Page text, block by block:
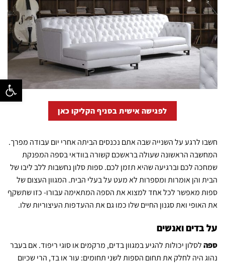
פתח
לפגישה אישית בסניף הקליקו כאן
חשבו לרגע על השנייה שבה אתם נכנסים הביתה אחרי יום עבודה מפרך.
המחשבה הראשונה שעולה בראשכם קשורה בוודאי בספה המפנקת
שמחכה לכם וברגיעה שהיא תזמן לכם. ספות סלון נחשבות ללב ליבו של
הבית והן אומרות ומספרות לא מעט על בעלי הבית. המגוון העצום של
ספות מאפשר לכל אחד למצוא את הספה המתאימה עבורו- כזו שתשקף
את האופי ואת סגנון החיים שלו כמו גם את ההעדפות העיצוריות שלו.
על בדים ואנשים
ספהלסלון יכולות להגיע במגוון בדים, מרקמים או סוגי ריפוד. אם בעבר
נהוג היה לחלק את תחום הספות לשני תחומים: עור או בד, הרי שכיום